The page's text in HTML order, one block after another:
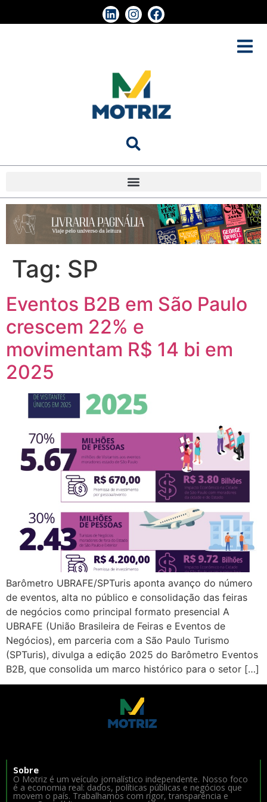
Tag: SP
Eventos B2B em São Paulo
crescem 22% e
movimentam R$ 14 bi em
2025
Barômetro UBRAFE/SPTuris aponta avanço do número
de eventos, alta no público e consolidação das feiras
de negócios como principal formato presencial A
UBRAFE (União Brasileira de Feiras e Eventos de
Negócios), em parceria com a São Paulo Turismo
(SPTuris), divulga a edição 2025 do Barômetro Eventos
B2B, que consolida um marco histórico para o setor […]
Sobre
O Motriz é um veículo jornalístico independente. Nosso foco
é a economia real: dados, políticas públicas e negócios que
movem o país. Trabalhamos com rigor, transparência e